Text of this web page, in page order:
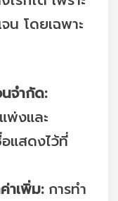
น โดยเฉพาะ
จำกัด:
พ่งและ
แสดงไว้ที่
าเพิ่ม:การทำ